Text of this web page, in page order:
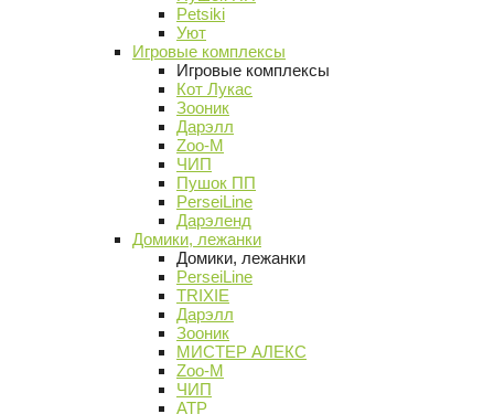
Petsiki
Уют
Игровые комплексы
Игровые комплексы
Кот Лукас
Зооник
Дарэлл
Zoo-M
ЧИП
Пушок ПП
PerseiLine
Дарэленд
Домики, лежанки
Домики, лежанки
PerseiLine
TRIXIE
Дарэлл
Зооник
МИСТЕР АЛЕКС
Zoo-M
ЧИП
АТР